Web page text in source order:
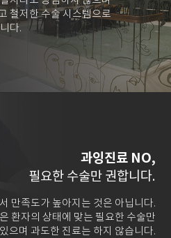
철저한 수술 시스템으로
다.
과잉진료 NO,
필요한 수술만 권합니다.
만족도가 높아지는 것은 아닙니다.
환자의 상태에 맞는 필요한 수술만
으며 과도한 진료는 하지 않습니다.